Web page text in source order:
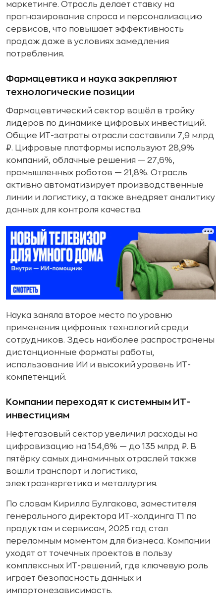
маркетинге. Отрасль делает ставку на
прогнозирование спроса и персонализацию
сервисов, что повышает эффективность
продаж даже в условиях замедления
потребления.
Фармацевтика и наука закрепляют
технологические позиции
Фармацевтический сектор вошёл в тройку
лидеров по динамике цифровых инвестиций.
Общие ИТ-затраты отрасли составили 7,9 млрд
₽. Цифровые платформы используют 28,9%
компаний, облачные решения — 27,6%,
промышленных роботов — 21,8%. Отрасль
активно автоматизирует производственные
линии и логистику, а также внедряет аналитику
данных для контроля качества.
Наука заняла второе место по уровню
применения цифровых технологий среди
сотрудников. Здесь наиболее распространены
дистанционные форматы работы,
использование ИИ и высокий уровень ИТ-
компетенций.
Компании переходят к системным ИТ-
инвестициям
Нефтегазовый сектор увеличил расходы на
цифровизацию на 154,6% — до 135 млрд ₽. В
пятёрку самых динамичных отраслей также
вошли транспорт и логистика,
электроэнергетика и металлургия.
По словам Кирилла Булгакова, заместителя
генерального директора ИТ-холдинга Т1 по
продуктам и сервисам, 2025 год стал
переломным моментом для бизнеса. Компании
уходят от точечных проектов в пользу
комплексных ИТ-решений, где ключевую роль
играет безопасность данных и
импортонезависимость.